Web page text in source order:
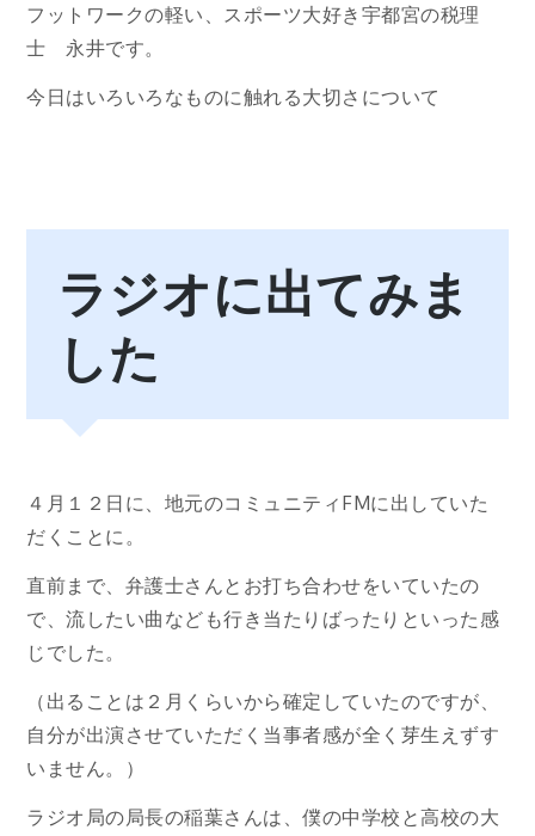
フットワークの軽い、スポーツ大好き宇都宮の税理
士 永井です。
今日はいろいろなものに触れる大切さについて
ラジオに出てみま
した
４月１２日に、地元のコミュニティFMに出していた
だくことに。
直前まで、弁護士さんとお打ち合わせをいていたの
で、流したい曲なども行き当たりばったりといった感
じでした。
（出ることは２月くらいから確定していたのですが、
自分が出演させていただく当事者感が全く芽生えずす
いません。）
ラジオ局の局長の稲葉さんは、僕の中学校と高校の大